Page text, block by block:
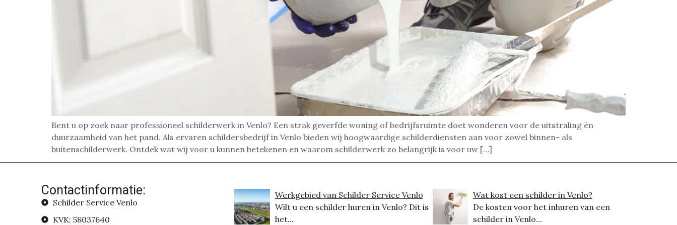
Bent u op zoek naar professioneel schilderwerk in Venlo? Een strak geverfde woning of bedrijfsruimte doet wonderen voor de uitstraling én
duurzaamheid van het pand. Als ervaren schildersbedrijf in Venlo bieden wij hoogwaardige schilderdiensten aan voor zowel binnen- als
buitenschilderwerk. Ontdek wat wij voor u kunnen betekenen en waarom schilderwerk zo belangrijk is voor uw […]
Contactinformatie:
Schilder Service Venlo
KVK: 58037640
Werkgebied van Schilder Service Venlo
Wilt u een schilder huren in Venlo? Dit is
het...
Wat kost een schilder in Venlo?
De kosten voor het inhuren van een
schilder in Venlo...